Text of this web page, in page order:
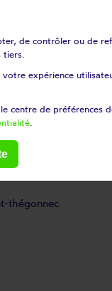
thégonnec
de contrôler ou de
expérience
centre de préférences